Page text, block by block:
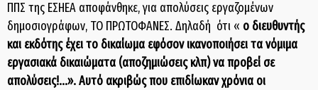
ΠΠΣ της ΕΣΗΕΑ αποφάνθηκε, για απολύσεις εργαζομένων
δημοσιογράφων, ΤΟ ΠΡΩΤΟΦΑΝΕΣ. Δηλαδή ότι « ο διευθυντής
και εκδότης έχει το δικαίωμα εφόσον ικανοποιήσει τα νόμιμα
εργασιακά δικαιώματα (αποζημιώσεις κλπ) να προβεί σε
απολύσεις!...». Αυτό ακριβώς που επιδίωκαν χρόνια οι